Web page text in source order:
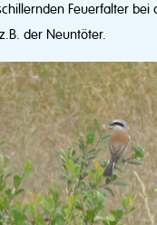
Feuerfalter
der Neuntöter.